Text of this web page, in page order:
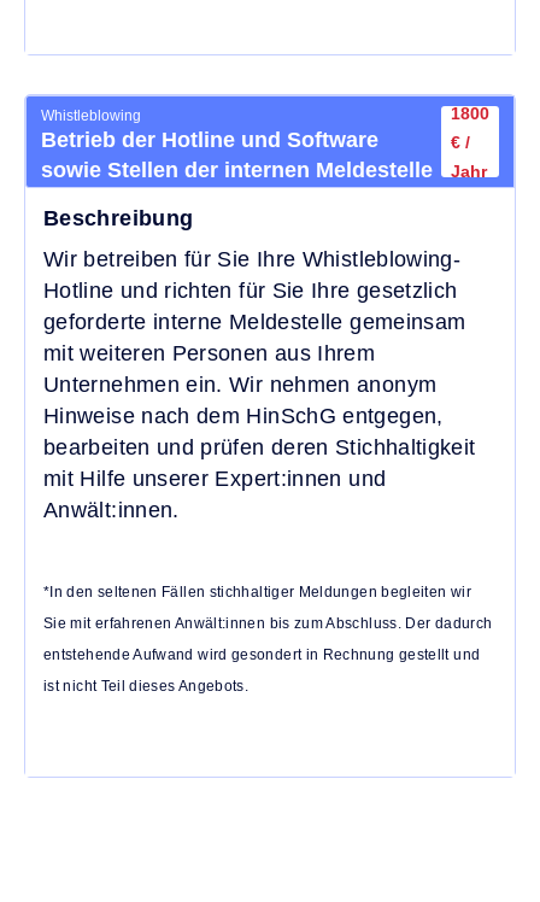
Whistleblowing
Betrieb der Hotline und Software
sowie Stellen der internen Meldestelle
1800
€ /
Jahr
Beschreibung
Wir betreiben für Sie Ihre Whistleblowing-
Hotline und richten für Sie Ihre gesetzlich
geforderte interne Meldestelle gemeinsam
mit weiteren Personen aus Ihrem
Unternehmen ein. Wir nehmen anonym
Hinweise nach dem HinSchG entgegen,
bearbeiten und prüfen deren Stichhaltigkeit
mit Hilfe unserer Expert:innen und
Anwält:innen.
*In den seltenen Fällen stichhaltiger Meldungen begleiten wir
Sie mit erfahrenen Anwält:innen bis zum Abschluss. Der dadurch
entstehende Aufwand wird gesondert in Rechnung gestellt und
ist nicht Teil dieses Angebots.